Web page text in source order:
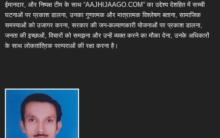
ईमानदार, और निष्पक्ष टीम के साथ “AAJHIJAAGO.COM” का उद्देश्य देशहित में सच्ची
घटनाओं पर प्रकाश डालना, उनका गुणात्मक और मात्रात्मक विश्लेषण बताना, सामाजिक
समस्याओं को उजागर करना, सरकार की जन-कल्याणकारी योजनाओं पर प्रकाश डालना,
जनता की इच्छाओं, विचारों को समझना और उन्हें व्यक्त करने का मौका देना, उनके अधिकारों
के साथ लोकतांत्रिक परम्पराओं की रक्षा करना है।